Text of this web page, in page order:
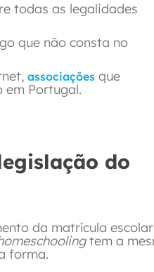
todas as legalidades
que não consta no
associações que
em Portugal.
do
da matrícula
tem a
forma.